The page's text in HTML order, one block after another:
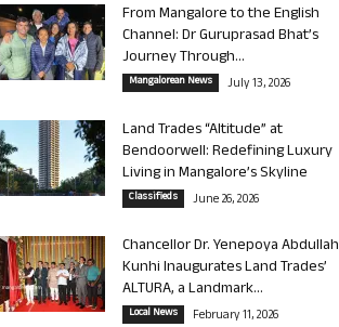
From Mangalore to the English
Channel: Dr Guruprasad Bhat’s
Journey Through...
Mangalorean News July 13, 2026
Land Trades “Altitude” at
Bendoorwell: Redefining Luxury
Living in Mangalore’s Skyline
Classifieds June 26, 2026
Chancellor Dr. Yenepoya Abdullah
Kunhi Inaugurates Land Trades’
ALTURA, a Landmark...
Local News February 11, 2026